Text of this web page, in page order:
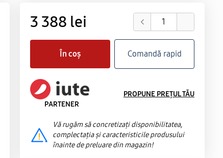
3 388 lei
În coș Comandă rapid
PARTENER
PROPUNE PREȚUL TĂU
Vă rugăm să concretizați disponibilitatea,
complectația și caracteristicile produsului
înainte de preluare din magazin!